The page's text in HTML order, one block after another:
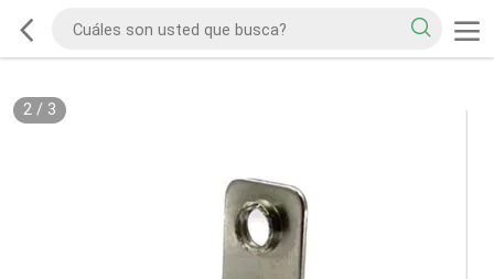
2/ 3